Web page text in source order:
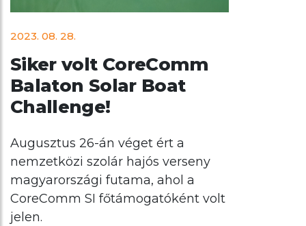
2023. 08. 28.
Siker volt CoreComm
Balaton Solar Boat
Challenge!
Augusztus 26-án véget ért a
nemzetközi szolár hajós verseny
magyarországi futama, ahol a
CoreComm SI főtámogatóként volt
jelen.